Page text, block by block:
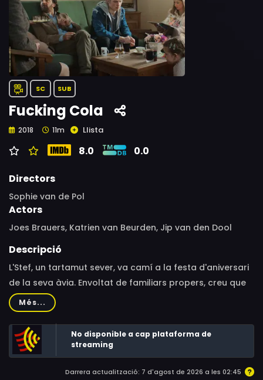
SC SUB
Fucking Cola
2018 11m Llista
8.0 0.0
Directors
Sophie van de Pol
Actors
Joes Brauers, Katrien van Beurden, Jip van den Dool
Descripció
L'Stef, un tartamut sever, va camí a la festa d'aniversari
de la seva àvia. Envoltat de familiars propers, creu que
pot parlar fluidament i vol explicar ell mateix les notícies
sobre els seus estudis a la resta de la família.
Més...
No disponible a cap plataforma de
streaming
Darrera actualització: 7 d'agost de 2026 a les 02:45